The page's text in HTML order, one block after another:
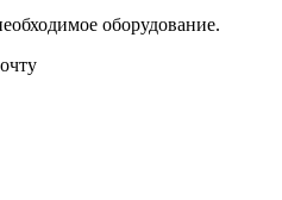
оборудование.